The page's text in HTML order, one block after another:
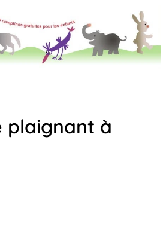
plaignant à